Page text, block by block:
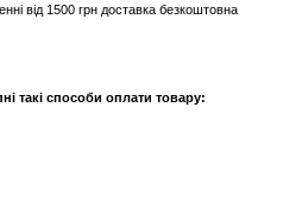
від 1500 грн доставка безкоштовна
такі способи оплати товару: